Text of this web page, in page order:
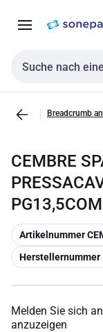
NavigationInhalt
Sucheingabe
Breadcrumb
CEMBRE
Kopieren
Artikelnummer
Kopieren
Herstellernummer
Melden Sie sich
anzuzeigen